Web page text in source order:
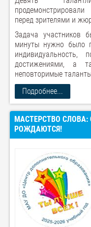
перед зрителями и
Задача участников
минуты нужно было
индивидуальность,
достижениями, а
неповторимые
Подробнее...
МАСТЕРСТВО СЛОВА:
РОЖДАЮТСЯ!